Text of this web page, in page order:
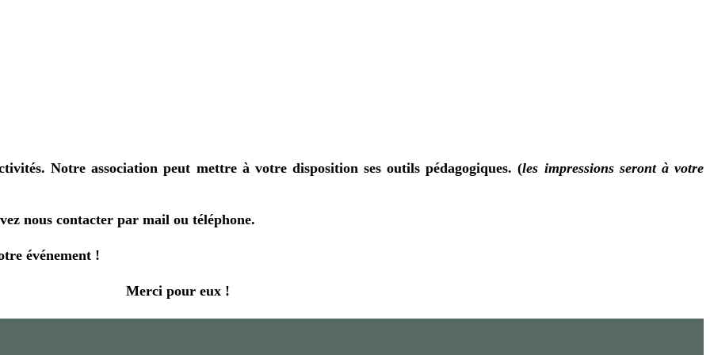
Notre association peut mettre à votre disposition ses outils pédagogiques. (les impressions seront à votre
nous contacter par mail ou téléphone.
événement !
Merci pour eux !